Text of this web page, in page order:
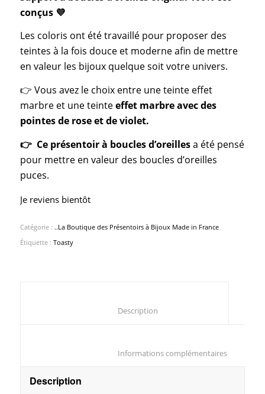
conçus 💜
Les coloris ont été travaillé pour proposer des
teintes à la fois douce et moderne afin de mettre
en valeur les bijoux quelque soit votre univers.
👉 Vous avez le choix entre une teinte effet
marbre et une teinteeffet marbre avec des
pointes de rose et de violet.
👉 Ce présentoir à boucles d’oreillesa été pensé
pour mettre en valeur des boucles d’oreilles
puces.
Je reviens bientôt
Catégorie : ..La Boutique des Présentoirs à Bijoux Made in France
Étiquette : Toasty
Informations
Description